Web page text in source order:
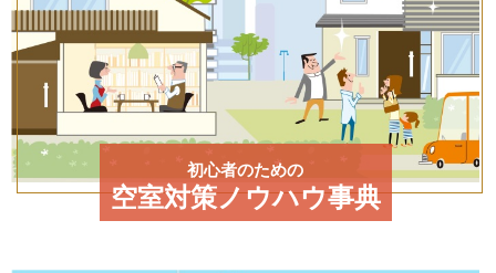
初心者のための
空室対策ノウハウ事典